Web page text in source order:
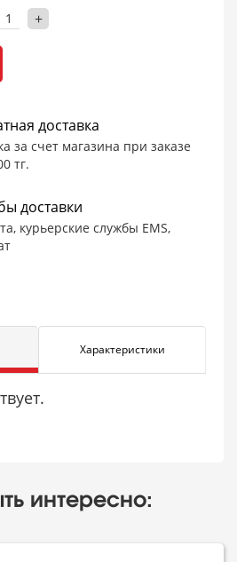
+
доставка
за счет магазина при заказе
тг.
доставки
курьерские службы EMS,
Характеристики
интересно: